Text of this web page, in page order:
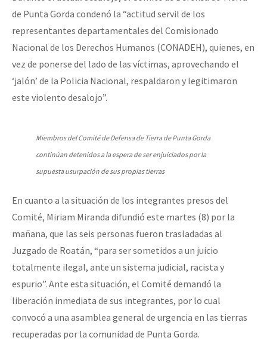
de Punta Gorda condenó la “actitud servil de los
representantes departamentales del Comisionado
Nacional de los Derechos Humanos (CONADEH), quienes, en
vez de ponerse del lado de las víctimas, aprovechando el
‘jalón’ de la Policia Nacional, respaldaron y legitimaron
este violento desalojo”.
Miembros del Comité de Defensa de Tierra de Punta Gorda
continúan detenidos a la espera de ser enjuiciados por la
supuesta usurpación de sus propias tierras
En cuanto a la situación de los integrantes presos del
Comité, Miriam Miranda difundió este martes (8) por la
mañana, que las seis personas fueron trasladadas al
Juzgado de Roatán, “para ser sometidos a un juicio
totalmente ilegal, ante un sistema judicial, racista y
espurio”. Ante esta situación, el Comité demandó la
liberación inmediata de sus integrantes, por lo cual
convocó a una asamblea general de urgencia en las tierras
recuperadas por la comunidad de Punta Gorda.